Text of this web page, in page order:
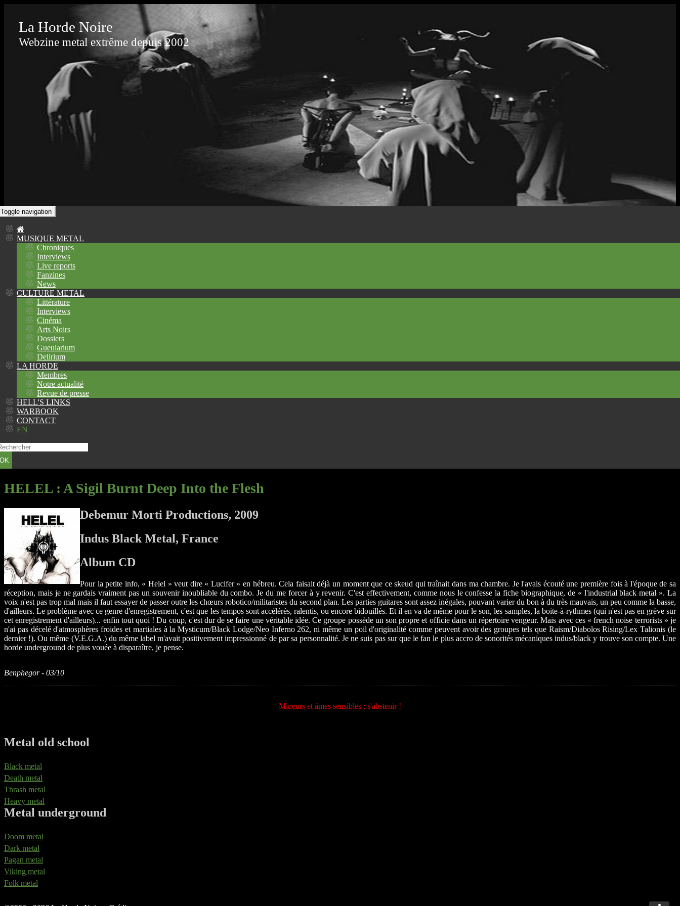
La Horde Noire
Webzine metal extrême depuis 2002
Toggle navigation
MUSIQUE METAL
Chroniques
Interviews
Live reports
Fanzines
News
CULTURE METAL
Littérature
Interviews
Cinéma
Arts Noirs
Dossiers
Gueularium
Delirium
LA HORDE
Membres
Notre actualité
Revue de presse
HELL'S LINKS
WARBOOK
CONTACT
EN
OK
HELEL: A Sigil Burnt Deep Into the Flesh
Debemur Morti Productions, 2009
Indus Black Metal, France
Album CD
Pour la petite info, « Helel » veut dire « Lucifer » en hébreu. Cela faisait déjà un moment que ce skeud qui traînait dans ma chambre. Je l'avais écouté une première fois à l'époque de sa
réception, mais je ne gardais vraiment pas un souvenir inoubliable du combo. Je du me forcer à y revenir. C'est effectivement, comme nous le confesse la fiche biographique, de « l'industrial black metal ». La
voix n'est pas trop mal mais il faut essayer de passer outre les chœurs robotico/militaristes du second plan. Les parties guitares sont assez inégales, pouvant varier du bon à du très mauvais, un peu comme la basse,
d'ailleurs. Le problème avec ce genre d'enregistrement, c'est que les tempos sont accélérés, ralentis, ou encore bidouillés. Et il en va de même pour le son, les samples, la boite-à-rythmes (qui n'est pas en grève sur
cet enregistrement d'ailleurs)... enfin tout quoi ! Du coup, c'est dur de se faire une véritable idée. Ce groupe possède un son propre et officie dans un répertoire vengeur. Mais avec ces « french noise terrorists » je
n'ai pas décelé d'atmosphères froides et martiales à la Mysticum/Black Lodge/Neo Inferno 262, ni même un poil d'originalité comme peuvent avoir des groupes tels que Raism/Diabolos Rising/Lex Talionis (le
dernier !). Ou même (V.E.G.A.) du même label m'avait positivement impressionné de par sa personnalité. Je ne suis pas sur que le fan le plus accro de sonorités mécaniques indus/black y trouve son compte. Une
horde underground de plus vouée à disparaître, je pense.
Benphegor - 03/10
Mineurs et âmes sensibles : s'abstenir !
Metal old school
Black metal
Death metal
Thrash metal
Heavy metal
Metal underground
Doom metal
Dark metal
Pagan metal
Viking metal
Folk metal